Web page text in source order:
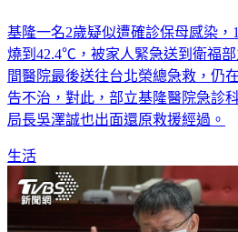
基隆一名2歲疑似遭確診保母感染，
燒到42.4℃，被家人緊急送到衛福
間醫院最後送往台北榮總急救，仍
告不治，對此，部立基隆醫院急診
局長吳澤誠也出面還原救援經過。
生活